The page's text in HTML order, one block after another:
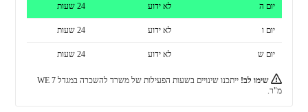
יום ה לא ידוע 24 שעות
יום ו לא ידוע 24 שעות
יום ש לא ידוע 24 שעות
שימו לב!
ייתכנו שינויים בשעות הפעילות של משרד להשכרה במגדל WE 7
מ"ר.